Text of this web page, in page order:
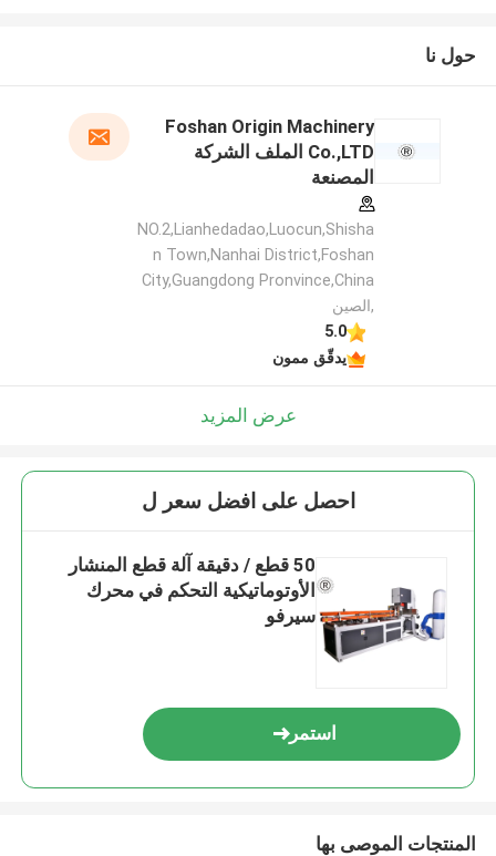
حول نا
Foshan Origin Machinery
Co.,LTD الملف الشركة
المصنعة
NO.2,Lianhedadao,Luocun,Shisha
n Town,Nanhai District,Foshan
City,Guangdong Pronvince,China
,الصين
5.0
يدقّق ممون
عرض المزيد
احصل على افضل سعر ل
50 قطع / دقيقة آلة قطع المنشار
الأوتوماتيكية التحكم في محرك
سيرفو
استمر
المنتجات الموصى بها